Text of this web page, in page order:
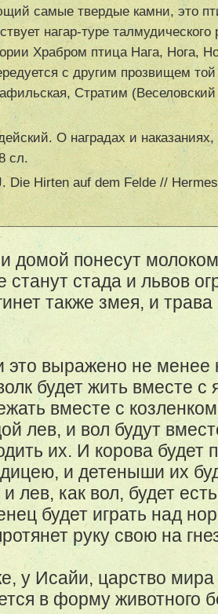
самые твердые камни, это
нагар-туре
Храбром птица Нага, Нога,
с другим прозвищем
Стратим
О наградах и
сл.
Die Hirten auf dem Felde //
домой понесут
станут стада и львов
также змея, и трава
это выражено не менее
будет жить вместе с
вместе с
лев, и вол будут
их. И корова будет
и детеныши их
лев, как вол, будет
будет играть над
руку свою на
у Исайи, царство мира
в форму животного